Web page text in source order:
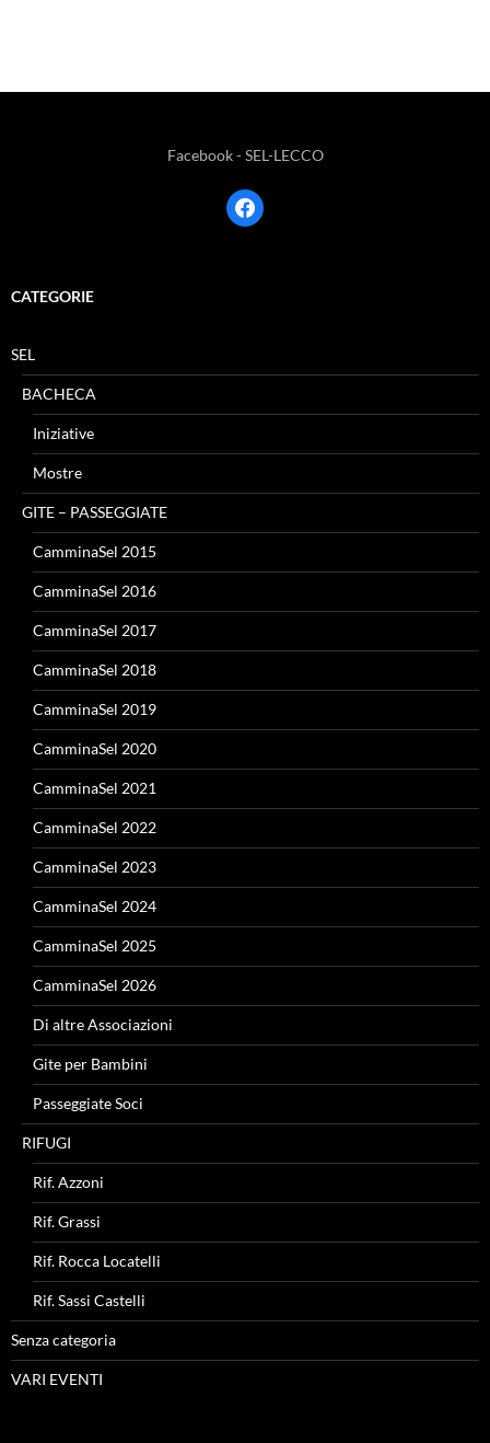
Facebook - SEL-LECCO
facebook
CATEGORIE
SEL
BACHECA
Iniziative
Mostre
GITE – PASSEGGIATE
CamminaSel 2015
CamminaSel 2016
CamminaSel 2017
CamminaSel 2018
CamminaSel 2019
CamminaSel 2020
CamminaSel 2021
CamminaSel 2022
CamminaSel 2023
CamminaSel 2024
CamminaSel 2025
CamminaSel 2026
Di altre Associazioni
Gite per Bambini
Passeggiate Soci
RIFUGI
Rif. Azzoni
Rif. Grassi
Rif. Rocca Locatelli
Rif. Sassi Castelli
Senza categoria
VARI EVENTI